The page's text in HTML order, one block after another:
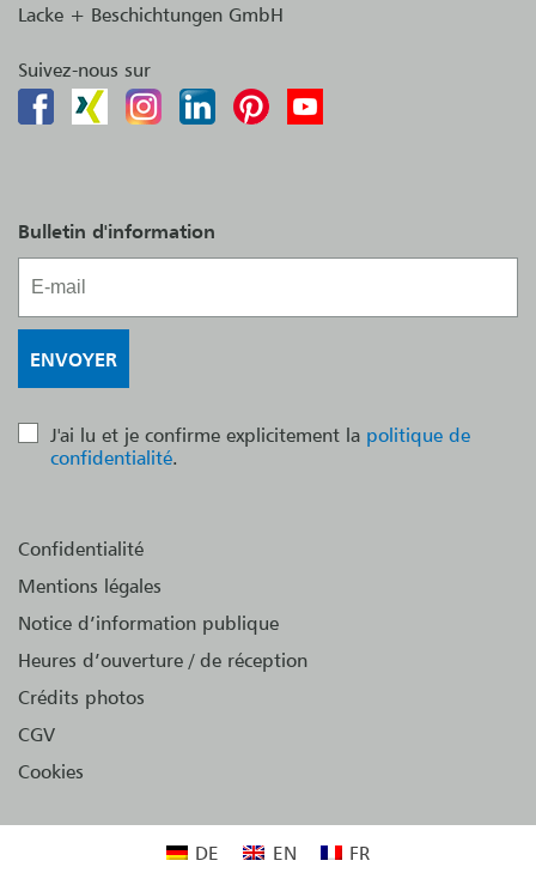
Lacke + Beschichtungen GmbH
Suivez-nous sur
Bulletin d'information
J'ai lu et je confirme explicitement la politique de
confidentialité.
Confidentialité
Mentions légales
Notice d’information publique
Heures d’ouverture / de réception
Crédits photos
CGV
Cookies
DE EN FR